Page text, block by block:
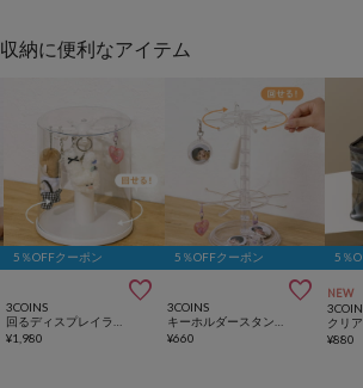
収納に便利なアイテム
5％OFFクーポン

3COINS
¥1,980
5％OFFクーポン

3COINS
¥660
5％
NEW
¥880